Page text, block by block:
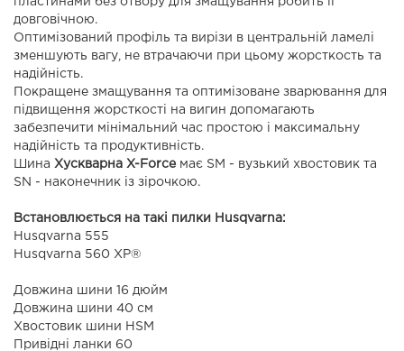
довговічною.
Оптимізований профіль та вирізи в центральній ламелі
зменшують вагу, не втрачаючи при цьому жорсткость та
надійність.
Покращене змащування та оптимізоване зварювання для
підвищення жорсткості на вигин допомагають
забезпечити мінімальний час простою і максимальну
надійність та продуктивність.
Шина Хускварна X-Forceмає SM - вузький хвостовик та
SN - наконечник із зірочкою.
Встановлюється на такі пилки Husqvarna:
Husqvarna 555
Husqvarna 560 XP®
Довжина шини 16 дюйм
Довжина шини 40 см
Хвостовик шини HSM
Привідні ланки 60